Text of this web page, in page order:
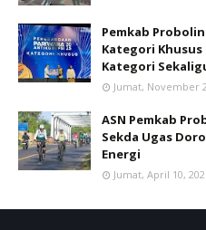
Pemkab
Kategori Khusus
Kategori
Jumat, November
ASN Pemkab
Sekda Ugas
Energi
Jumat, April 10,